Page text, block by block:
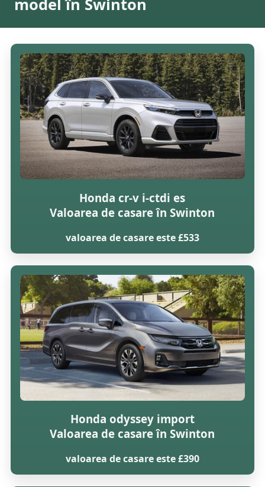
model în Swinton
Honda cr-v i-ctdi es
Valoarea de casare în Swinton
valoarea de casare este £533
Honda odyssey import
Valoarea de casare în Swinton
valoarea de casare este £390